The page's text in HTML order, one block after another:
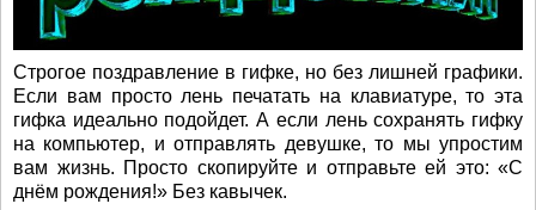
Строгое поздравление в гифке, но без лишней графики.
Если вам просто лень печатать на клавиатуре, то эта
гифка идеально подойдет. А если лень сохранять гифку
на компьютер, и отправлять девушке, то мы упростим
вам жизнь. Просто скопируйте и отправьте ей это: «С
днём рождения!» Без кавычек.